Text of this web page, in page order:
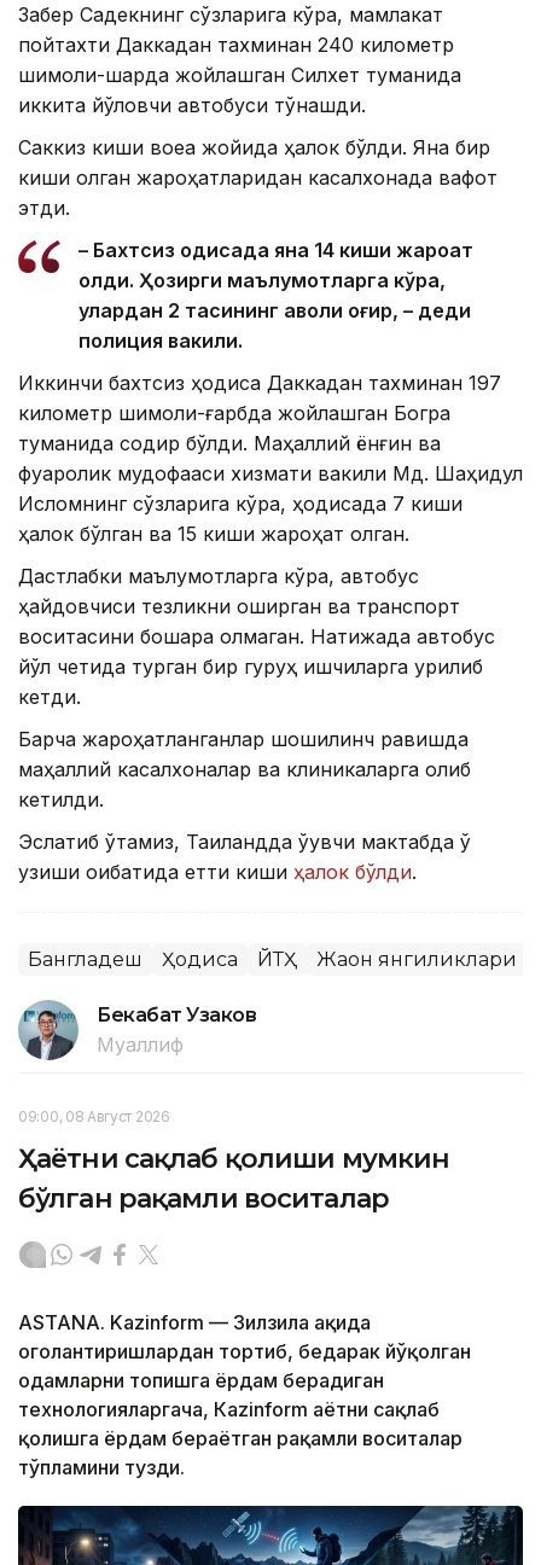
Забер Садекнинг сўзларига кўра, мамлакат
пойтахти Даккадан тахминан 240 километр
шимоли-шарқда жойлашган Силхет туманида
иккита йўловчи автобуси тўқнашди.
Саккиз киши воқеа жойида ҳалок бўлди. Яна бир
киши олган жароҳатларидан касалхонада вафот
этди.
– Бахтсиз ҳодисада яна 14 киши жароҳат
олди. Ҳозирги маълумотларга кўра,
улардан 2 тасининг аҳволи оғир, – деди
полиция вакили.
Иккинчи бахтсиз ҳодиса Даккадан тахминан 197
километр шимоли-ғарбда жойлашган Богра
туманида содир бўлди. Маҳаллий ёнғин ва
фуқаролик мудофааси хизмати вакили Мд. Шаҳидул
Исломнинг сўзларига кўра, ҳодисада 7 киши
ҳалок бўлган ва 15 киши жароҳат олган.
Дастлабки маълумотларга кўра, автобус
ҳайдовчиси тезликни оширган ва транспорт
воситасини бошқара олмаган. Натижада автобус
йўл четида турган бир гуруҳ ишчиларга урилиб
кетди.
Барча жароҳатланганлар шошилинч равишда
маҳаллий касалхоналар ва клиникаларга олиб
кетилди.
Эслатиб ўтамиз, Таиландда ўқувчи мактабда ўқ
узиши оқибатида етти киши ҳалок бўлди.
Бангладеш Ҳодиса ЙТҲ Жаҳон янгиликлари
Бекабат Узаков
Муаллиф
09:00, 08 Август 2026
Ҳаётни сақлаб қолиши мумкин
бўлган рақамли воситалар
ASTANA. Kazinform — Зилзила ҳақида
огоҳлантиришлардан тортиб, бедарак йўқолган
одамларни топишга ёрдам берадиган
технологияларгача, Кazinform ҳаётни сақлаб
қолишга ёрдам бераётган рақамли воситалар
тўпламини тузди.